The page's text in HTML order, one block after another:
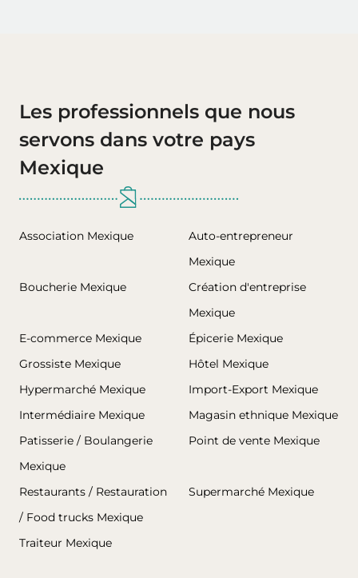
Les professionnels que nous
servons dans votre pays
Mexique
Association Mexique
Auto-entrepreneur
Mexique
Boucherie Mexique
Création d'entreprise
Mexique
E-commerce Mexique
Épicerie Mexique
Grossiste Mexique
Hôtel Mexique
Hypermarché Mexique
Import-Export Mexique
Intermédiaire Mexique
Magasin ethnique Mexique
Patisserie / Boulangerie
Mexique
Point de vente Mexique
Restaurants / Restauration
/ Food trucks Mexique
Supermarché Mexique
Traiteur Mexique